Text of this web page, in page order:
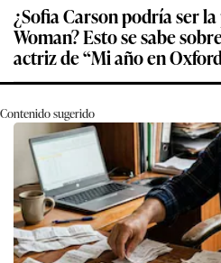
¿Sofia Carson podría ser
Woman? Esto se sabe
actriz de “Mi año en
Contenido sugerido